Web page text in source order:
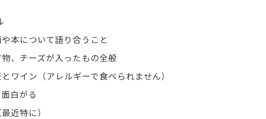
本について語り合うこと
物、チーズが入ったもの全般
とワイン（アレルギーで食べられません）
白がる
近特に）